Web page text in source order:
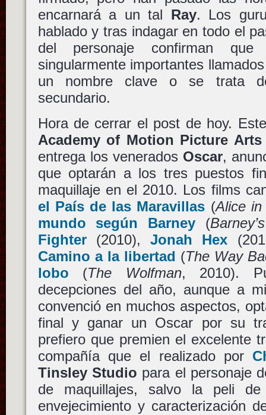
encarnará a un tal Ray. Los
hablado y tras indagar en todo el
del personaje confirman
singularmente importantes
un nombre clave o se trata
secundario.
Hora de cerrar el post de hoy.
Academy of Motion Picture
entrega los venerados Oscar,
que optarán a los tres puestos
maquillaje en el 2010. Los films
el País de las Maravillas (Alice in
mundo según Barney (
Fighter(2010),Jonah Hex
Camino a la libertad (The Way
lobo (The Wolfman, 2010).
decepciones del año, aunque a
convenció en muchos aspectos,
final y ganar un Oscar por su
prefiero que premien el excelente
compañía que el realizado por
Tinsley Studio para el personaje
de maquillajes, salvo la peli
envejecimiento y caracterización